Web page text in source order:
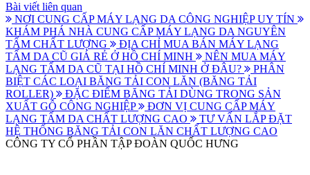
Bài viết liên quan
NƠI CUNG CẤP MÁY LẠNG DA CÔNG NGHIỆP UY TÍN
KHÁM PHÁ NHÀ CUNG CẤP MÁY LẠNG DA NGUYÊN
TẤM CHẤT LƯỢNG
ĐỊA CHỈ MUA BÁN MÁY LẠNG
TẤM DA CŨ GIÁ RẺ Ở HỒ CHÍ MINH
NÊN MUA MÁY
LẠNG TẤM DA CŨ TẠI HỒ CHÍ MINH Ở ĐÂU?
PHÂN
BIỆT CÁC LOẠI BĂNG TẢI CON LĂN (BĂNG TẢI
ROLLER)
ĐẶC ĐIỂM BĂNG TẢI DÙNG TRONG SẢN
XUẤT GỖ CÔNG NGHIỆP
ĐƠN VỊ CUNG CẤP MÁY
LẠNG TẤM DA CHẤT LƯỢNG CAO
TƯ VẤN LẮP ĐẶT
HỆ THỐNG BĂNG TẢI CON LĂN CHẤT LƯỢNG CAO
CÔNG TY CỔ PHẦN TẬP ĐOÀN QUỐC HƯNG